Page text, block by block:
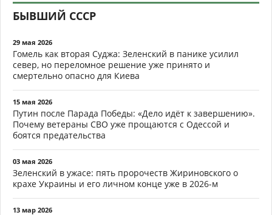
БЫВШИЙ СССР
29 мая 2026
Гомель как вторая Суджа: Зеленский в панике усилил
север, но переломное решение уже принято и
смертельно опасно для Киева
15 мая 2026
Путин после Парада Победы: «Дело идёт к завершению».
Почему ветераны СВО уже прощаются с Одессой и
боятся предательства
03 мая 2026
Зеленский в ужасе: пять пророчеств Жириновского о
крахе Украины и его личном конце уже в 2026-м
13 мар 2026